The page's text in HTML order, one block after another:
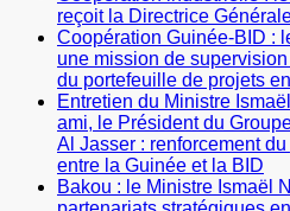
reçoit la Directrice
Coopération Guinée-BID :
une mission de
du portefeuille de projets
Entretien du Ministre
ami, le Président du
Al Jasser : renforcement
entre la Guinée et la BID
Bakou : le Ministre Ismaël